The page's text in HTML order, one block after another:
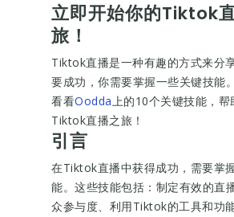
立即开始你的Tiktok
旅！
Tiktok直播是一种有趣的方式来分
要成功，你需要掌握一些关键技能
看看Oodda上的10个关键技能，帮
Tiktok直播之旅！
引言
在Tiktok直播中获得成功，需要掌
能。这些技能包括：制定有效的直
众参与度、利用Tiktok的工具和功